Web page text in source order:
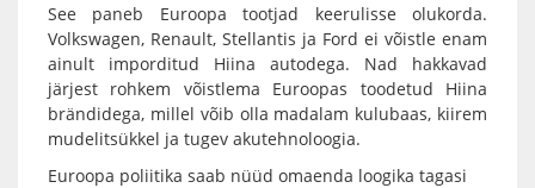
See paneb Euroopa tootjad keerulisse olukorda.
Volkswagen, Renault, Stellantis ja Ford ei võistle enam
ainult imporditud Hiina autodega. Nad hakkavad
järjest rohkem võistlema Euroopas toodetud Hiina
brändidega, millel võib olla madalam kulubaas, kiirem
mudelitsükkel ja tugev akutehnoloogia.
Euroopa poliitika saab nüüd omaenda loogika tagasi